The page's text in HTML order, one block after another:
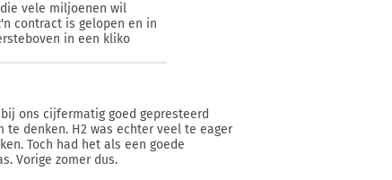
vele miljoenen wil
contract is gelopen en in
in een kliko
ons cijfermatig goed gepresteerd
denken. H2 was echter veel te eager
Toch had het als een goede
Vorige zomer dus.